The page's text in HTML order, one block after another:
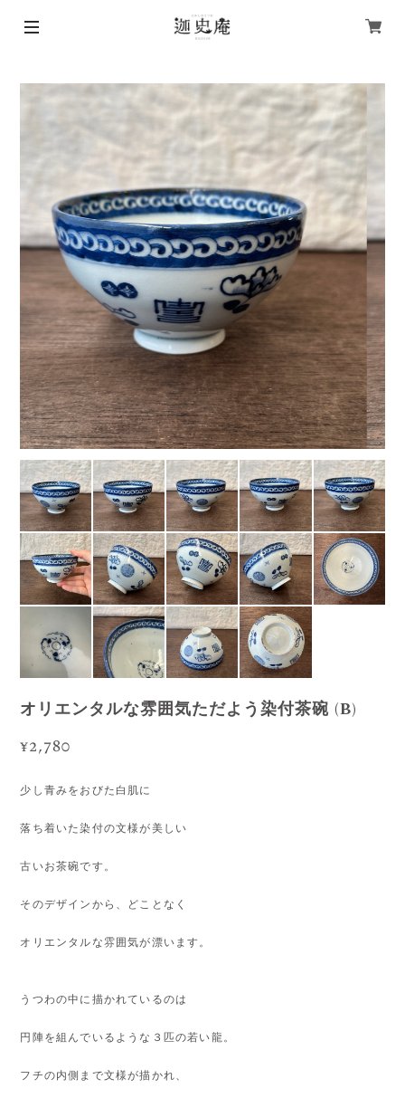
オリエンタルな雰囲気ただよう染付茶碗 (B)
¥2,780
少し青みをおびた白肌に
落ち着いた染付の文様が美しい
古いお茶碗です。
そのデザインから、どことなく
オリエンタルな雰囲気が漂います。
うつわの中に描かれているのは
円陣を組んでいるような３匹の若い龍。
フチの内側まで文様が描かれ、